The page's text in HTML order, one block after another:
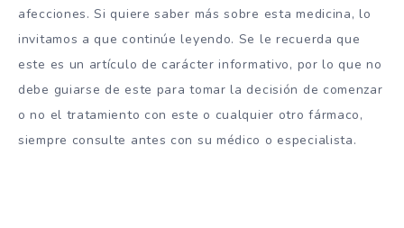
afecciones. Si quiere saber más sobre esta medicina, lo
invitamos a que continúe leyendo. Se le recuerda que
este es un artículo de carácter informativo, por lo que no
debe guiarse de este para tomar la decisión de comenzar
o no el tratamiento con este o cualquier otro fármaco,
siempre consulte antes con su médico o especialista.